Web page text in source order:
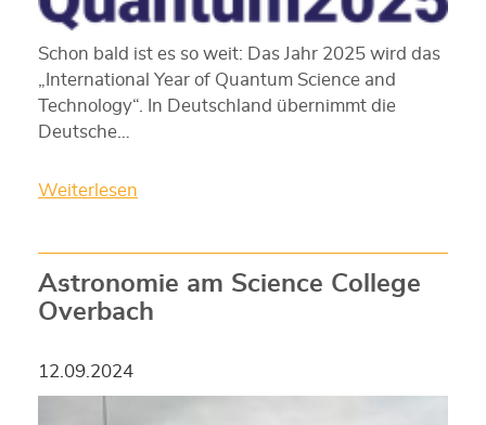
Schon bald ist es so weit: Das Jahr 2025 wird das
„International Year of Quantum Science and
Technology“. In Deutschland übernimmt die
Deutsche…
Weiterlesen
Astronomie am Science College
Overbach
12.09.2024